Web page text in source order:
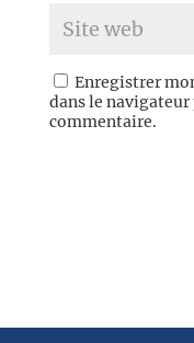
Enregistrer
dans le
commentaire.